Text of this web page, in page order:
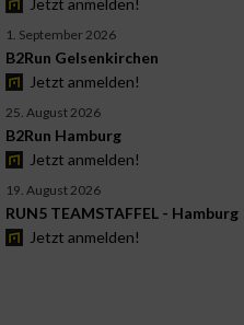
Jetzt anmelden!
1. September 2026
B2Run Gelsenkirchen
Jetzt anmelden!
25. August 2026
B2Run Hamburg
Jetzt anmelden!
19. August 2026
RUN5 TEAMSTAFFEL - Hamburg
Jetzt anmelden!